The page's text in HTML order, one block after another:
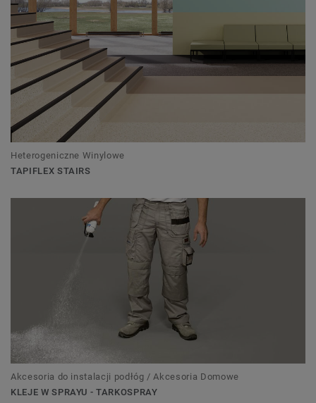
Heterogeniczne Winylowe
TAPIFLEX STAIRS
Akcesoria do instalacji podłóg / Akcesoria Domowe
KLEJE W SPRAYU - TARKOSPRAY